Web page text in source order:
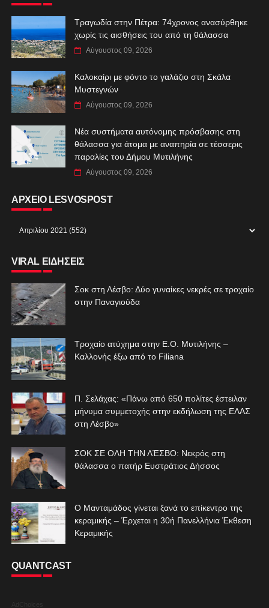
Τραγωδία στην Πέτρα: 74χρονος ανασύρθηκε
χωρίς τις αισθήσεις του από τη θάλασσα
Αύγουστος 09, 2026
Καλοκαίρι με φόντο το γαλάζιο στη Σκάλα
Μυστεγνών
Αύγουστος 09, 2026
Νέα συστήματα αυτόνομης πρόσβασης στη
θάλασσα για άτομα με αναπηρία σε τέσσερις
παραλίες του Δήμου Μυτιλήνης
Αύγουστος 09, 2026
ΑΡΧΕΙΟ LESVOSPOST
VIRAL ΕΙΔΗΣΕΙΣ
Σοκ στη Λέσβο: Δύο γυναίκες νεκρές σε τροχαίο
στην Παναγιούδα
Τροχαίο ατύχημα στην Ε.Ο. Μυτιλήνης –
Καλλονής έξω από το Filiana
Π. Σελάχας: «Πάνω από 650 πολίτες έστειλαν
μήνυμα συμμετοχής στην εκδήλωση της ΕΛΑΣ
στη Λέσβο»
ΣΟΚ ΣΕ ΟΛΗ ΤΗΝ ΛΈΣΒΟ: Νεκρός στη
θάλασσα ο πατήρ Ευστράτιος Δήσσος
Ο Μανταμάδος γίνεται ξανά το επίκεντρο της
κεραμικής – Έρχεται η 30ή Πανελλήνια Έκθεση
Κεραμικής
QUANTCAST